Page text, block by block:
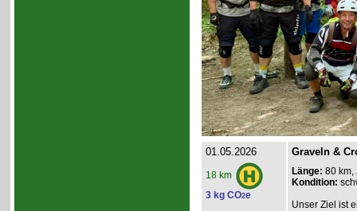
01.05.2026
18 km
3 kg CO2e
Graveln &
Länge: 80 km,
Kondition:
Unser Ziel ist